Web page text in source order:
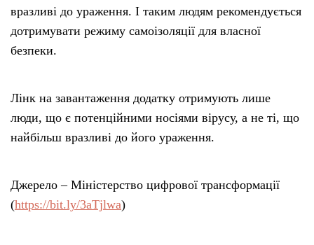
вразливі до ураження. І таким людям рекомендується
дотримувати режиму самоізоляції для власної
безпеки.
Лінк на завантаження додатку отримують лише
люди, що є потенційними носіями вірусу, а не ті, що
найбільш вразливі до його ураження.
Джерело – Міністерство цифрової трансформації
(https://bit.ly/3aTjlwa)